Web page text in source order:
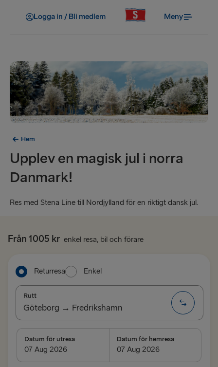
Logga in / Bli medlem Meny
Hem
Upplev en magisk jul i norra
Danmark!
Res med Stena Line till Nordjylland för en riktigt dansk jul.
Från 1005 kr enkel resa, bil och förare
Returresa Enkel
Rutt
Göteborg → Fredrikshamn
Göteborg → Kiel
Datum för utresa Datum för hemresa